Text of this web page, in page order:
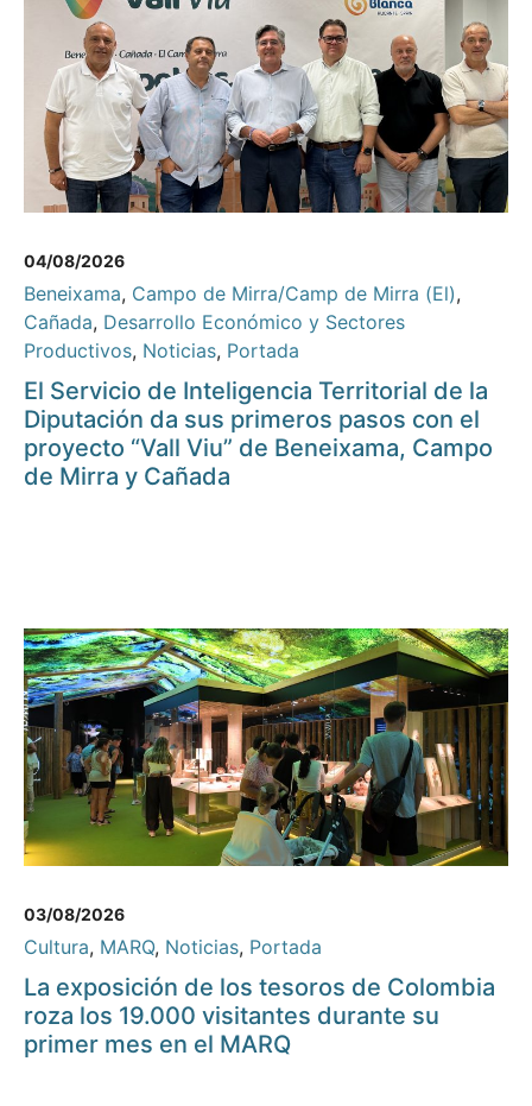
04/08/2026
Beneixama, Campo de Mirra/Camp de Mirra (El),
Cañada, Desarrollo Económico y Sectores
Productivos, Noticias, Portada
El Servicio de Inteligencia Territorial de la
Diputación da sus primeros pasos con el
proyecto “Vall Viu” de Beneixama, Campo
de Mirra y Cañada
03/08/2026
Cultura, MARQ, Noticias, Portada
La exposición de los tesoros de Colombia
roza los 19.000 visitantes durante su
primer mes en el MARQ